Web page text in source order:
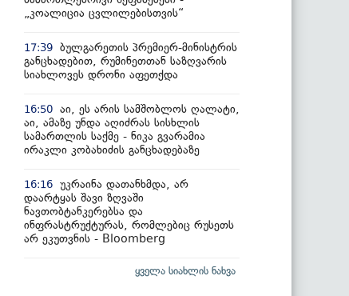
„კოალიცია ცვლილებისთვის“
17:39 ბულგარეთის პრემიერ-მინისტრის
განცხადებით, რუმინეთთან საზღვარის
სიახლოვეს დრონი აფეთქდა
16:50 აი, ეს არის სამშობლოს ღალატი,
აი, ამაზე უნდა აღიძრას სისხლის
სამართლის საქმე - ნიკა გვარამია
ირაკლი კობახიძის განცხადებაზე
16:16 უკრაინა დათანხმდა, არ
დაარტყას შავი ზღვაში
ნავთობტანკერებსა და
ინფრასტრუქტურას, რომლებიც რუსეთს
არ ეკუთვნის - Bloomberg
ყველა სიახლის ნახვა